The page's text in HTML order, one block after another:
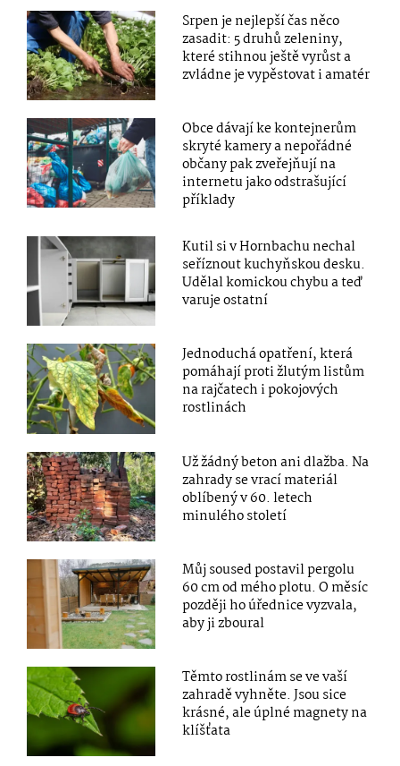
Srpen je nejlepší čas něco
zasadit: 5 druhů zeleniny,
které stihnou ještě vyrůst a
zvládne je vypěstovat i amatér
Obce dávají ke kontejnerům
skryté kamery a nepořádné
občany pak zveřejňují na
internetu jako odstrašující
příklady
Kutil si v Hornbachu nechal
seříznout kuchyňskou desku.
Udělal komickou chybu a teď
varuje ostatní
Jednoduchá opatření, která
pomáhají proti žlutým listům
na rajčatech i pokojových
rostlinách
Už žádný beton ani dlažba. Na
zahrady se vrací materiál
oblíbený v 60. letech
minulého století
Můj soused postavil pergolu
60 cm od mého plotu. O měsíc
později ho úřednice vyzvala,
aby ji zboural
Těmto rostlinám se ve vaší
zahradě vyhněte. Jsou sice
krásné, ale úplné magnety na
klíšťata